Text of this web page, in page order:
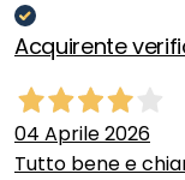
Acquirente
04 Aprile 2026
Tutto bene e